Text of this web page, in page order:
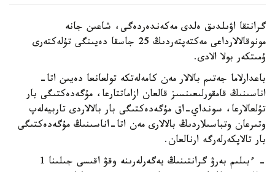
گرانتقا اۋىلدىق ەلدى مەكەندەردەگى، شاعىن جانە
مونوقالالارداعى مەكتەپتەردىڭ 25 جاسقا دەيىنگى تۇلەكتەرى
ۇمىتكەر بولا الادى.
باعدارلاما جەتىم بالالار مەن كامەلەتكە تولعانعا دەيىن اتا-
اناسىنىڭ قامقورلىعىنسىز قالعان ازاماتتارعا، مۇگەدەكتىگى بار
تۇلعالارعا، سونداي-اق مۇگەدەكتىگى بار بالالاردى تاربيەلەپ
وتىرعان وتباسىلاردىڭ بالالارى مەن اتا-اناسىنىڭ مۇگەدەكتىگى
بار تالاپكەرلەرگە ارنالعان.
- ءبىلىم بەرۋ گرانتىنىڭ يەگەرلەرىنە وقۋ اقىسى جىلىنا 1